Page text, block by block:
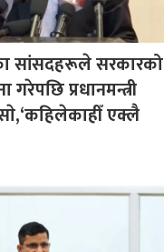
सांसदहरूले सरकारको
प्रधानमन्त्री
एक्लै